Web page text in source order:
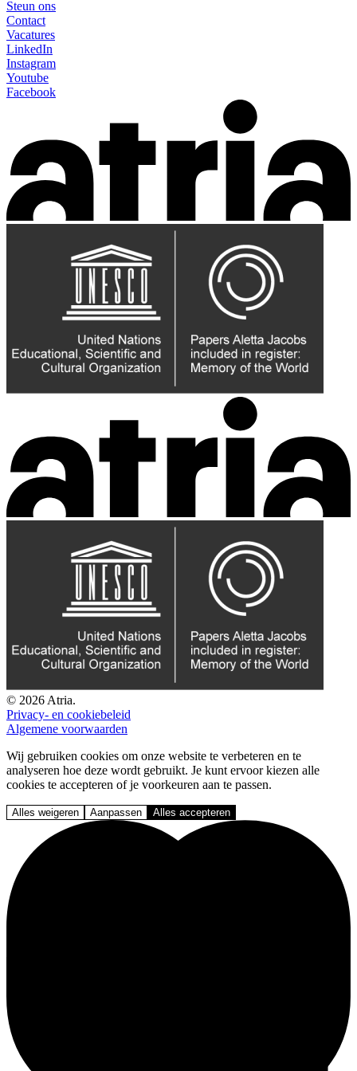
Steun ons
Contact
Vacatures
LinkedIn
Instagram
Youtube
Facebook
© 2026 Atria.
Privacy- en cookiebeleid
Algemene voorwaarden
Wij gebruiken cookies om onze website te verbeteren en te
analyseren hoe deze wordt gebruikt. Je kunt ervoor kiezen alle
cookies te accepteren of je voorkeuren aan te passen.
Alles weigeren Aanpassen Alles accepteren